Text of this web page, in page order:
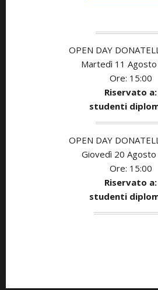
OPEN DAY
Martedì 11
Ore: 15:00
Riservato a:
studenti
OPEN DAY
Giovedì 20
Ore: 15:00
Riservato a:
studenti